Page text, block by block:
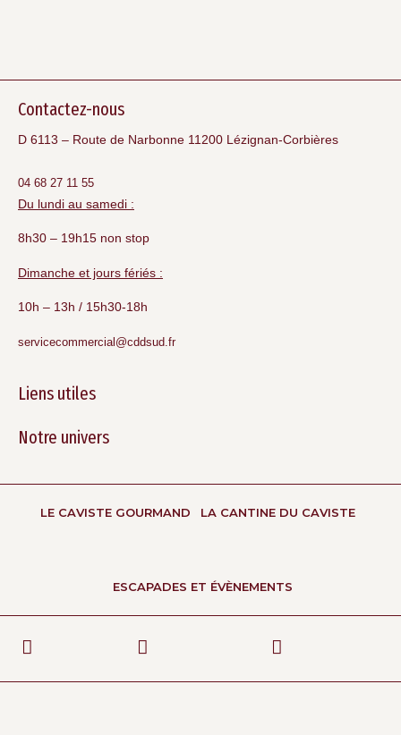
Contactez-nous
D 6113 – Route de Narbonne 11200 Lézignan-Corbières
04 68 27 11 55
Du lundi au samedi :
8h30 – 19h15 non stop
Dimanche et jours fériés :
10h – 13h / 15h30-18h
servicecommercial@cddsud.fr
Liens utiles
Notre univers
LE CAVISTE GOURMAND LA CANTINE DU CAVISTE
ESCAPADES ET ÉVÈNEMENTS